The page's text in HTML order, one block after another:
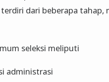
dari beberapa tahap,
seleksi meliputi
administrasi